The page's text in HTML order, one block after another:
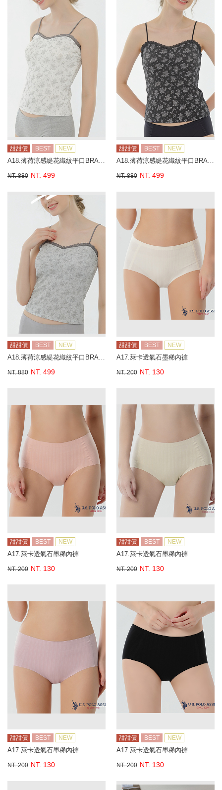
甜甜價 BEST NEW
A18.薄荷涼感緹花織紋平口BRA背心
NT. 880 NT. 499
甜甜價 BEST NEW
A18.薄荷涼感緹花織紋平口BRA背心
NT. 880 NT. 499
甜甜價 BEST NEW
A18.薄荷涼感緹花織紋平口BRA背心
NT. 880 NT. 499
甜甜價 BEST NEW
A17.萊卡透氣石墨稀內褲
NT. 200 NT. 130
甜甜價 BEST NEW
A17.萊卡透氣石墨稀內褲
NT. 200 NT. 130
甜甜價 BEST NEW
A17.萊卡透氣石墨稀內褲
NT. 200 NT. 130
甜甜價 BEST NEW
A17.萊卡透氣石墨稀內褲
NT. 200 NT. 130
甜甜價 BEST NEW
A17.萊卡透氣石墨稀內褲
NT. 200 NT. 130